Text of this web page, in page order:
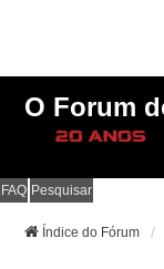
O Forum
FAQ Pesquisar
Índice do Fórum